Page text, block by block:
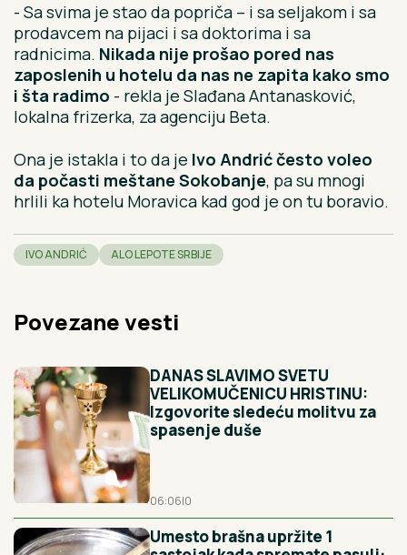
- Sa svima je stao da popriča – i sa seljakom i sa
prodavcem na pijaci i sa doktorima i sa
radnicima. Nikada nije prošao pored nas
zaposlenih u hotelu da nas ne zapita kako smo
i šta radimo - rekla je Slađana Antanasković,
lokalna frizerka, za agenciju Beta.
Ona je istakla i to da je Ivo Andrić često voleo
da počasti meštane Sokobanje, pa su mnogi
hrlili ka hotelu Moravica kad god je on tu boravio.
IVO ANDRIĆ ALO LEPOTE SRBIJE
Povezane vesti
DANAS SLAVIMO SVETU
VELIKOMUČENICU HRISTINU:
Izgovorite sledeću molitvu za
spasenje duše
06:06|0
Umesto brašna upržite 1